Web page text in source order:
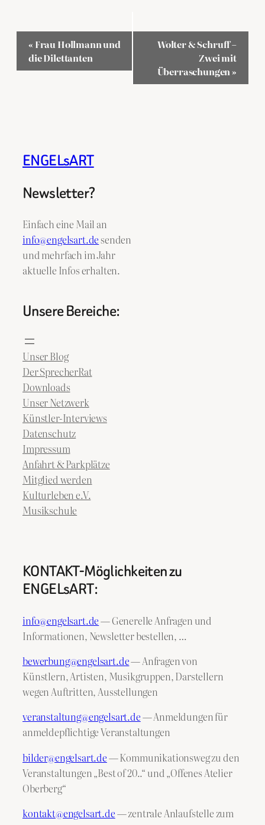
Veranstaltung-
Navigation
« Frau Hollmann und
die Dilettanten
Wolter & Schruff –
Zwei mit
Überraschungen»
ENGELsART
Newsletter?
Einfach eine Mail an
info@engelsart.desenden
und mehrfach im Jahr
aktuelle Infos erhalten.
Unsere Bereiche:
Unser Blog
Der SprecherRat
Downloads
Unser Netzwerk
Künstler-Interviews
Datenschutz
Impressum
Anfahrt & Parkplätze
Mitglied werden
Kulturleben e.V.
Musikschule
KONTAKT-Möglichkeiten zu
ENGELsART:
info@engelsart.de— Generelle Anfragen und
Informationen, Newsletter bestellen, …
bewerbung@engelsart.de— Anfragen von
Künstlern, Artisten, Musikgruppen, Darstellern
wegen Auftritten, Ausstellungen
veranstaltung@engelsart.de— Anmeldungen für
anmeldepflichtige Veranstaltungen
bilder@engelsart.de— Kommunikationsweg zu den
Veranstaltungen „Best of 20..“ und „Offenes Atelier
Oberberg“
kontakt@engelsart.de— zentrale Anlaufstelle zum